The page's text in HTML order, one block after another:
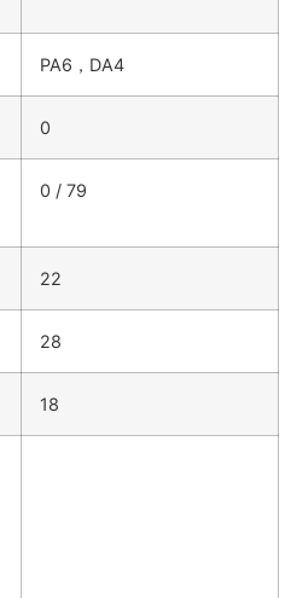
PA6，DA4
0
0 / 79
22
28
18